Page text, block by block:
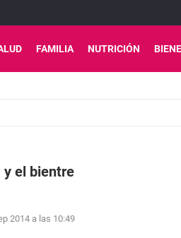
FAMILIA NUTRICIÓN
y el bientre
2014 a las 10:49